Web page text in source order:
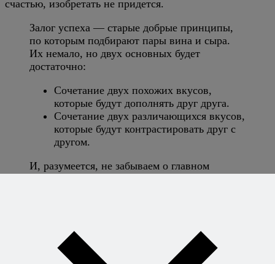
счастью, изобретать не придется.
Залог успеха — старые добрые принципы,
по которым подбирают пары вина и сыра.
Их немало, но двух основных будет
достаточно:
Сочетание двух похожих вкусов,
которые будут дополнять друг друга.
Сочетание двух различающихся вкусов,
которые будут контрастировать друг с
другом.
И, разумеется, не забываем о главном
деликатный чай и мощный, пахучий
сыр, или агрессивный черный чай и
нежный сыр дружат одинаково плохо.